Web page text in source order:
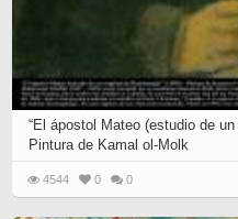
“El ápostol Mateo (estudio de
Pintura de Kamal ol-Molk
4544 0 0